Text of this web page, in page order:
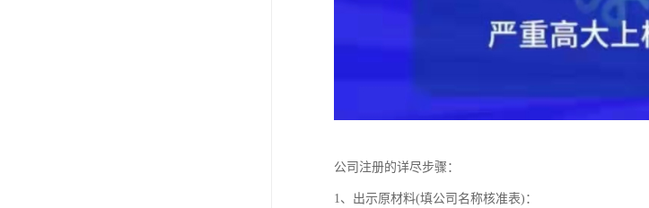
公司注册的详尽步骤：
1、出示原材料(填公司名称核准表)：